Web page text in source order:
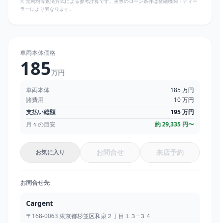
ラーにより異なります。
車両本体価格
185万円
車両本体 185万円
諸費用
10万円
支払い総額
195万円
月々の目安
約29,335 円〜
お気に入り お問合せ 来店予約
お問合せ先
Cargent
〒168-0063 東京都杉並区和泉２丁目１３−３４